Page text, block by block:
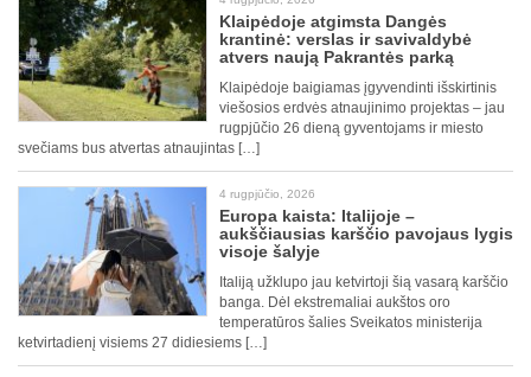
Klaipėdoje atgimsta Dangės
krantinė: verslas ir savivaldybė
atvers naują Pakrantės parką
Klaipėdoje baigiamas įgyvendinti išskirtinis
viešosios erdvės atnaujinimo projektas – jau
rugpjūčio 26 dieną gyventojams ir miesto
svečiams bus atvertas atnaujintas […]
4 rugpjūčio, 2026
Europa kaista: Italijoje –
aukščiausias karščio pavojaus lygis
visoje šalyje
Italiją užklupo jau ketvirtoji šią vasarą karščio
banga. Dėl ekstremaliai aukštos oro
temperatūros šalies Sveikatos ministerija
ketvirtadienį visiems 27 didiesiems […]